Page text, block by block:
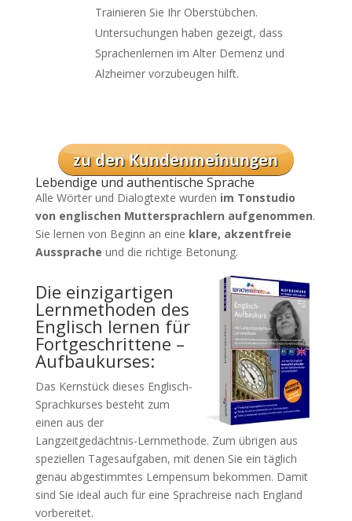
Trainieren Sie Ihr Oberstübchen.
Untersuchungen haben gezeigt, dass
Sprachenlernen im Alter Demenz und
Alzheimer vorzubeugen hilft.
Lebendige und authentische Sprache
Alle Wörter und Dialogtexte wurden im Tonstudio
von englischen Muttersprachlern aufgenommen.
Sie lernen von Beginn an eine klare, akzentfreie
Aussprache und die richtige Betonung.
Die einzigartigen
Lernmethoden des
Englisch lernen für
Fortgeschrittene –
Aufbaukurses:
Das Kernstück dieses Englisch-
Sprachkurses besteht zum
einen aus der
Langzeitgedächtnis-Lernmethode. Zum übrigen aus
speziellen Tagesaufgaben, mit denen Sie ein täglich
genau abgestimmtes Lernpensum bekommen. Damit
sind Sie ideal auch für eine Sprachreise nach England
vorbereitet.